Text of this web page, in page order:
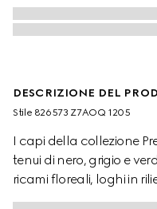
DESCRIZIONE DEL
Stile ‎826573 Z7AOQ 1205
I capi della collezione
tenui di nero, grigio e
ricami floreali, loghi in
artigianale. Realizzati in